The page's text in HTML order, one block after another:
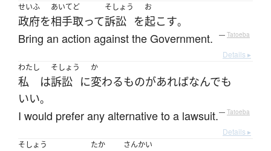
せいふ
政府を
あいてど
相手取って
そしょう
訴訟 を
お
起こす。
Bring an action against the Government. — Tatoeba
Details ▸
わたし
私 は
そしょう
訴訟 に
か
変わるものがあればなんでも
いい。
I would prefer any alternative to a lawsuit.— Tatoeba
Details ▸
そしょう
たか さんかい